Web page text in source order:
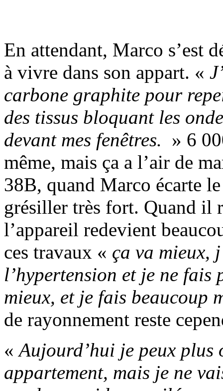
En attendant, Marco s’est
à vivre dans son appart. «
carbone graphite pour
des tissus bloquant les
devant mes fenêtres. » 6
même, mais ça a l’air de
38B, quand Marco écarte
grésiller très fort. Quand il
l’appareil redevient
ces travaux « ça va mieux,
l’hypertension et je ne fais
mieux, et je fais beaucoup
de rayonnement reste
«Aujourd’hui je peux plus
appartement, mais je ne